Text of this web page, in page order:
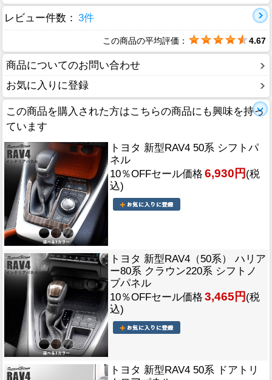
レビュー件数： 3件
この商品の平均評価： 4.67
商品についてのお問い合わせ
お気に入りに登録
この商品を購入された方はこちらの商品にも興味を持っ
ています
トヨタ 新型RAV4 50系 シフトパ
ネル
10％OFFセール価格 6,930円 (税
込)
トヨタ 新型RAV4（50系） ハリア
ー80系 クラウン220系 シフトノ
ブパネル
10％OFFセール価格 3,465円 (税
込)
トヨタ 新型RAV4 50系 ドアトリ